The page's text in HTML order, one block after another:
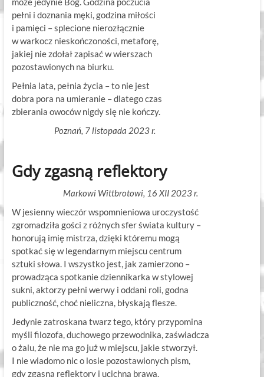
pełni i doznania męki, godzina miłości
i pamięci – splecione nierozłącznie
w warkocz nieskończoności, metaforę,
jakiej nie zdołał zapisać w wierszach
pozostawionych na biurku.
Pełnia lata, pełnia życia – to nie jest
dobra pora na umieranie – dlatego czas
zbierania owoców nigdy się nie kończy.
Poznań, 7 listopada 2023 r.
Gdy zgasną reflektory
Markowi Wittbrotowi, 16 XII 2023 r.
W jesienny wieczór wspomnieniowa uroczystość
zgromadziła gości z różnych sfer świata kultury –
honorują imię mistrza, dzięki któremu mogą
spotkać się w legendarnym miejscu centrum
sztuki słowa. I wszystko jest, jak zamierzono –
prowadząca spotkanie dziennikarka w stylowej
sukni, aktorzy pełni werwy i oddani roli, godna
publiczność, choć nieliczna, błyskają flesze.
Jedynie zatroskana twarz tego, który przypomina
myśli filozofa, duchowego przewodnika, zaświadcza
o żalu, że nie ma go już w miejscu, jakie stworzył.
I nie wiadomo nic o losie pozostawionych pism,
gdy zgasną reflektory i ucichną brawa.